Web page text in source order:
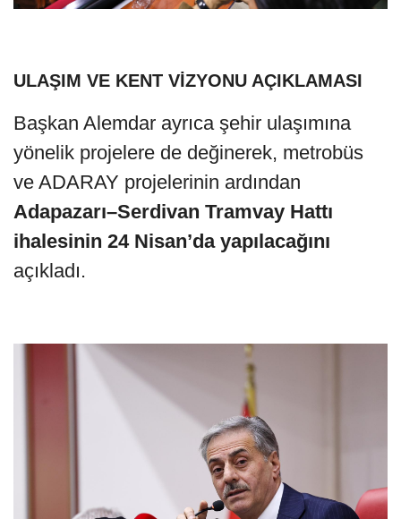
ULAŞIM VE KENT VİZYONU AÇIKLAMASI
Başkan Alemdar ayrıca şehir ulaşımına
yönelik projelere de değinerek, metrobüs
ve ADARAY projelerinin ardından
Adapazarı–Serdivan Tramvay Hattı
ihalesinin 24 Nisan’da yapılacağını
açıkladı.